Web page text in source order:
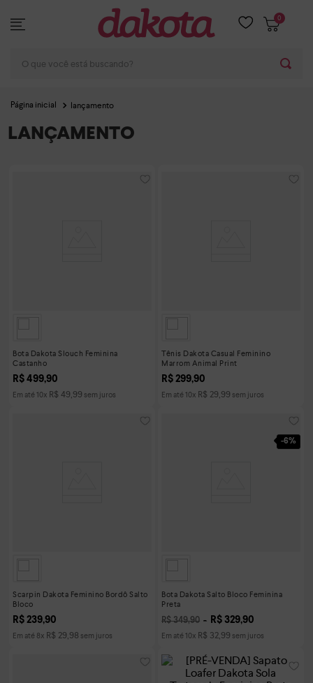
0
lançamento
LANÇAMENTO
Bota Dakota Slouch Feminina
Castanho
R$ 499,90
Em até10x R$ 49,99 sem juros
Tênis Dakota Casual Feminino
Marrom Animal Print
R$ 299,90
Em até10x R$ 29,99 sem juros
Scarpin Dakota Feminino Bordô Salto
Bloco
R$ 239,90
Em até 8x R$ 29,98 sem juros
-6%
Bota Dakota Salto Bloco Feminina
Preta
R$ 349,90 R$ 329,90
Em até10x R$ 32,99 sem juros